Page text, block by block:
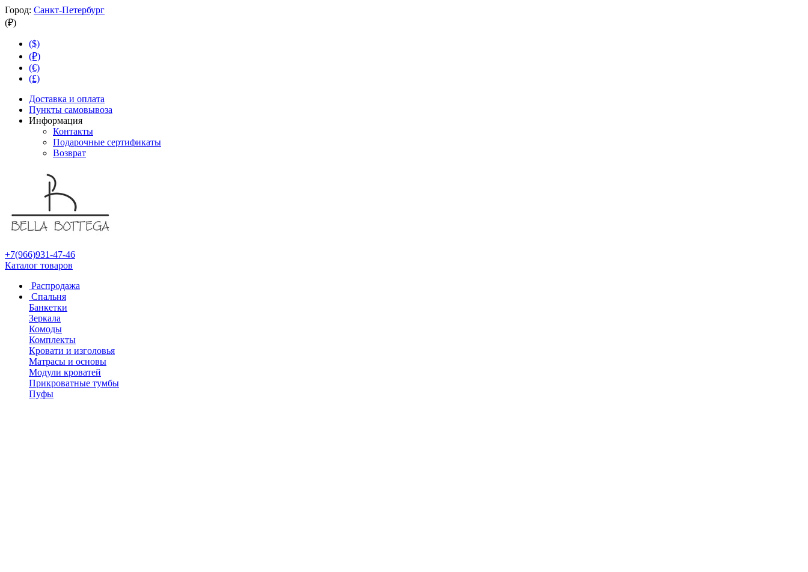
Город: Санкт-Петербург
(₽)
($)
(₽)
(€)
(£)
Доставка и оплата
Пункты самовывоза
Информация
Контакты
Подарочные сертификаты
Возврат
+7(966)931-47-46
Каталог товаров
Распродажа
Спальня
Банкетки
Зеркала
Комоды
Комплекты
Кровати и изголовья
Матрасы и основы
Модули кроватей
Прикроватные тумбы
Пуфы